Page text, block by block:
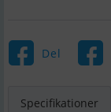
Del
Specifikationer